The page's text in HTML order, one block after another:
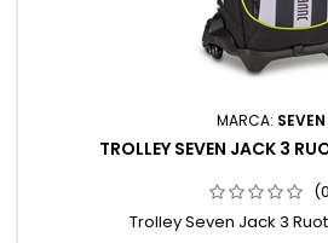
MARCA: SEVEN
TROLLEY SEVEN JACK 3
Trolley Seven Jack 3